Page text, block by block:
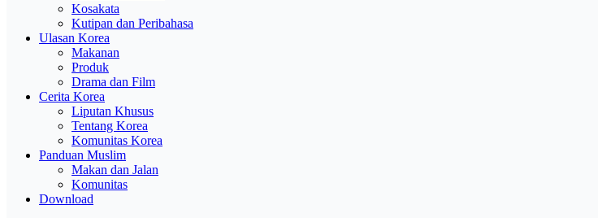
Kosakata
Kutipan dan Peribahasa
Ulasan Korea
Makanan
Produk
Drama dan Film
Cerita Korea
Liputan Khusus
Tentang Korea
Komunitas Korea
Panduan Muslim
Makan dan Jalan
Komunitas
Download